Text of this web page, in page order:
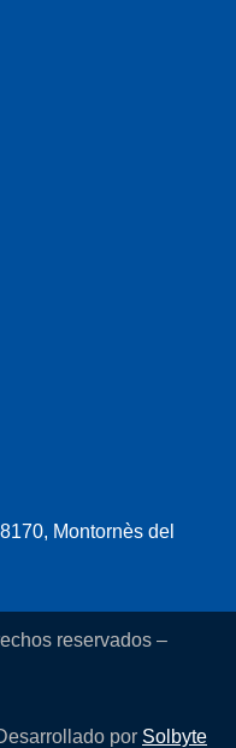
Montornès del
reservados –
por Solbyte